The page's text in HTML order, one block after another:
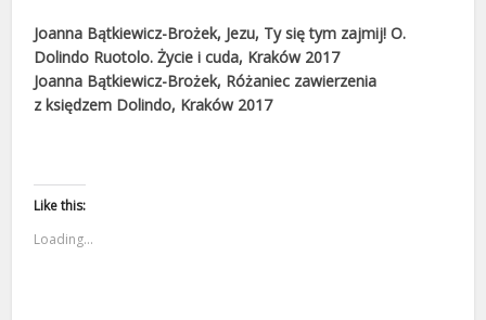
Joanna Bątkiewicz-Brożek, Jezu, Ty się tym zajmij! O.
Dolindo Ruotolo. Życie i cuda, Kraków 2017
Joanna Bątkiewicz-Brożek, Różaniec zawierzenia
z księdzem Dolindo, Kraków 2017
Like this:
Loading...